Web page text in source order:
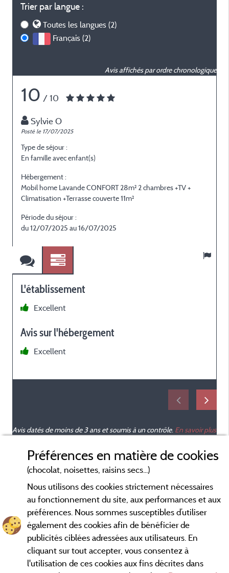
Trier par langue :
Toutes les langues (2)
Français (2)
Avis affichés par ordre chronologique
10 / 10
Sylvie O
Posté le 17/07/2025
Type de séjour :
En famille avec enfant(s)
Hébergement :
Mobil home Lavande CONFORT 28m² 2 chambres +TV +
Climatisation +Terrasse couverte 11m²
Période du séjour :
du 12/07/2025 au 16/07/2025
L'établissement
Excellent
Avis sur l'hébergement
Excellent
Avis datés de moins de 3 ans et soumis à un contrôle. En savoir plus
Préférences en matière de cookies
(chocolat, noisettes, raisins secs...)
Nous utilisons des cookies strictement nécessaires
au fonctionnement du site, aux performances et aux
préférences. Nous sommes susceptibles d’utiliser
également des cookies afin de bénéficier de
publicités ciblées adressées aux utilisateurs. En
cliquant sur tout accepter, vous consentez à
l'utilisation de ces cookies aux fins décrites dans